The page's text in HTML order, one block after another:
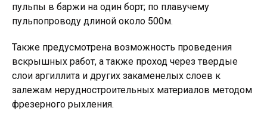
пульпы в баржи на один борт; по плавучему
пульпопроводу длиной около 500м.
Также предусмотрена возможность проведения
вскрышных работ, а также проход через твердые
слои аргиллита и других закаменелых слоев к
залежам нерудностроительных материалов методом
фрезерного рыхления.